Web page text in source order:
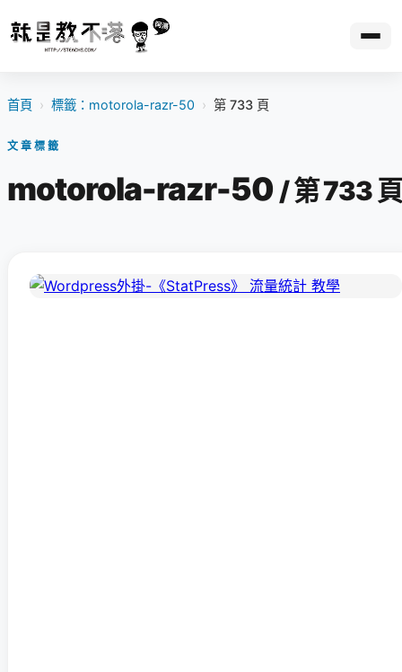
首頁 › 標籤：motorola-razr-50 › 第 733 頁
文章標籤
motorola-razr-50 / 第 733 頁